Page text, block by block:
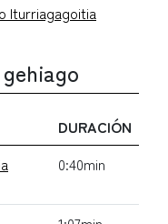
Iturriagagoitia
DURACIÓN
0:40min